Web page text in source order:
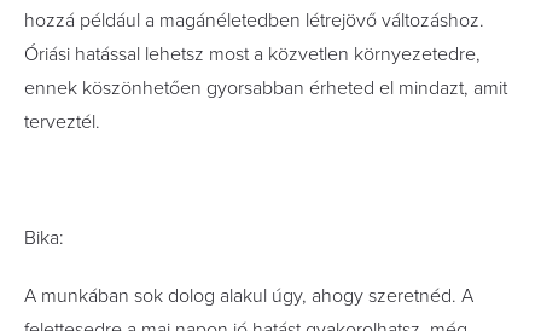
hozzá például a magánéletedben létrejövő változáshoz.
Óriási hatással lehetsz most a közvetlen környezetedre,
ennek köszönhetően gyorsabban érheted el mindazt, amit
terveztél.
Bika:
A munkában sok dolog alakul úgy, ahogy szeretnéd. A